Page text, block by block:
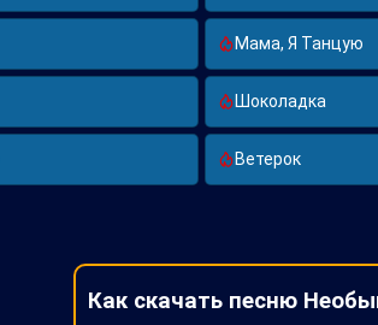
Мама, Я Танцую
Шоколадка
Ветерок
Как скачать песню